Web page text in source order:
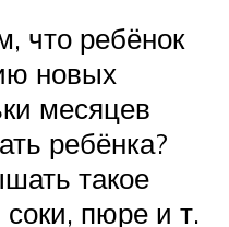
что ребёнок
новых
месяцев
ребёнка?
такое
пюре и т.